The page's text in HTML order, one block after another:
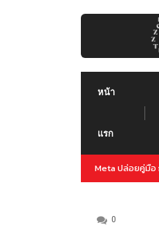
หน้า
แรก
วยให้การทำแคมเปญล่วงหน้าสำหรับปล
0